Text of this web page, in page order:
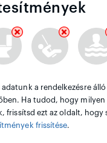
adatunk a rendelkezésre
Ha tudod, hogy
frissítsd ezt az oldalt, hogy
frissítése.